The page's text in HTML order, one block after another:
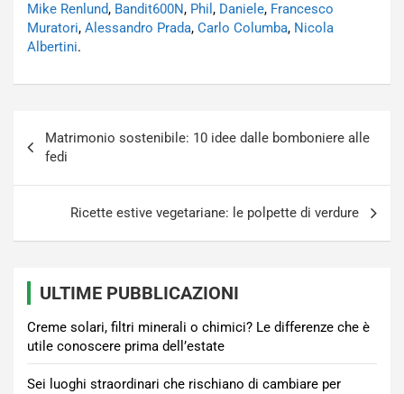
Mike Renlund, Bandit600N, Phil , Daniele, Francesco
Muratori, Alessandro Prada, Carlo Columba, Nicola
Albertini.
articoli
Matrimonio sostenibile: 10 idee dalle bomboniere alle
fedi
Ricette estive vegetariane: le polpette di verdure
ULTIME PUBBLICAZIONI
Creme solari, filtri minerali o chimici? Le differenze che è
utile conoscere prima dell’estate
Sei luoghi straordinari che rischiano di cambiare per